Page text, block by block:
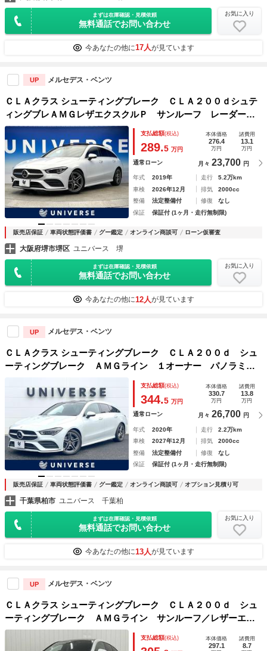
まずは在庫確認・見積依頼
無料通話でお問い合わせ
お気に入り
今あなたの他に17人が見ています
UP メルセデス・ベンツ
ＣＬＡクラス シューティングブレーク ＣＬＡ２００ｄシュテ
ィングブレＡＭＧレザエクスクルＰ サンルーフ レーダーセ
ーフティＰＫＧ アドバンスドＰＫＧ レザーエクスクルーシ
ブＰＫＧ ナビゲーションＰＫＧ マルチビームＬＥＤヘッ
ド 純正１８インチアルミ デュアルオートエアコン パワー
シート
支払総額(税込)
289.5 万円
本体価格
276.4
万円
諸費用
13.1
万円
通常ローン 月々 23,700 円
年式 2019年 走行
5.2万km
車検
2026年12月 排気
2000cc
整備
法定整備付 修復
なし
保証
保証付 (1ヶ月・走行無制限)
販売店保証 車両状態評価書 グー鑑定 オンライン商談可 ローン仮審査
大阪府堺市堺区 ユニバース 堺
まずは在庫確認・見積依頼
無料通話でお問い合わせ
お気に入り
今あなたの他に12人が見ています
UP メルセデス・ベンツ
ＣＬＡクラス シューティングブレーク ＣＬＡ２００ｄ シュ
ーティングブレーク ＡＭＧライン １オーナー パノラミッ
クスライディングルーフ アドバンスドＰＫＧ レザーＥＸＰ
ＫＧ ナビＰＫＧ 革シート 純正ナビＴＶ ３６０度カメ
ラ ＨＵＤ アクティブレーンチェンジングアシスト ＥＴ
Ｃ 禁煙車
支払総額(税込)
344.5 万円
本体価格
330.7
万円
諸費用
13.8
万円
通常ローン 月々 26,700 円
年式 2020年 走行
2.2万km
車検
2027年12月 排気
2000cc
整備
法定整備付 修復
なし
保証
保証付 (1ヶ月・走行無制限)
販売店保証 車両状態評価書 グー鑑定 オンライン商談可 オプション見積り可
千葉県柏市 ユニバース 千葉柏
まずは在庫確認・見積依頼
無料通話でお問い合わせ
お気に入り
今あなたの他に13人が見ています
UP メルセデス・ベンツ
ＣＬＡクラス シューティングブレーク ＣＬＡ２００ｄ シュ
ーティングブレーク ＡＭＧライン サンルーフ／レザーエク
スクルーシブＰＫＧ／アドバンスドＰＫＧ／レーダーセーフテ
ィＰＫＧ／ナビゲーションＰＫＧ／赤黒革シート／全周囲カメ
支払総額(税込) 本体価格
297.1
諸費用
8.7